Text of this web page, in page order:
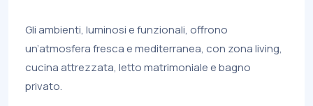
Gli ambienti, luminosi e funzionali, offrono
un’atmosfera fresca e mediterranea, con zona living,
cucina attrezzata, letto matrimoniale e bagno
privato.